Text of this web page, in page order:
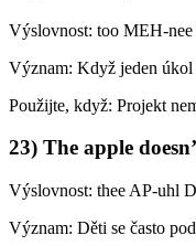
Výslovnost: too MEH-
Význam: Když jeden
Použijte, když: Projekt
23) The apple
Výslovnost: thee AP-uhl
Význam: Děti se často